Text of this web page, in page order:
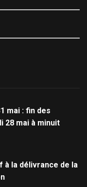
mai : fin des
28 mai à minuit
à la délivrance de la